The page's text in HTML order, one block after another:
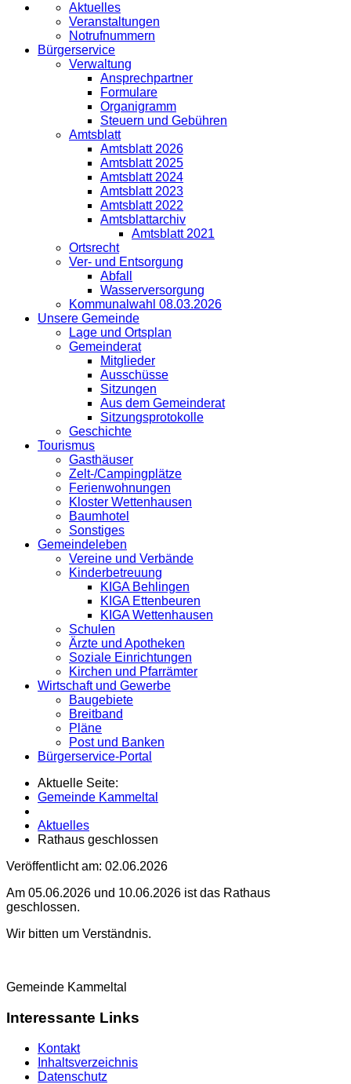
Aktuelles
Veranstaltungen
Notrufnummern
Bürgerservice
Verwaltung
Ansprechpartner
Formulare
Organigramm
Steuern und Gebühren
Amtsblatt
Amtsblatt 2026
Amtsblatt 2025
Amtsblatt 2024
Amtsblatt 2023
Amtsblatt 2022
Amtsblattarchiv
Amtsblatt 2021
Ortsrecht
Ver- und Entsorgung
Abfall
Wasserversorgung
Kommunalwahl 08.03.2026
Unsere Gemeinde
Lage und Ortsplan
Gemeinderat
Mitglieder
Ausschüsse
Sitzungen
Aus dem Gemeinderat
Sitzungsprotokolle
Geschichte
Tourismus
Gasthäuser
Zelt-/Campingplätze
Ferienwohnungen
Kloster Wettenhausen
Baumhotel
Sonstiges
Gemeindeleben
Vereine und Verbände
Kinderbetreuung
KIGA Behlingen
KIGA Ettenbeuren
KIGA Wettenhausen
Schulen
Ärzte und Apotheken
Soziale Einrichtungen
Kirchen und Pfarrämter
Wirtschaft und Gewerbe
Baugebiete
Breitband
Pläne
Post und Banken
Bürgerservice-Portal
Aktuelle Seite:
Gemeinde Kammeltal
Aktuelles
Rathaus geschlossen
Veröffentlicht am: 02.06.2026
Am 05.06.2026 und 10.06.2026 ist das Rathaus
geschlossen.
Wir bitten um Verständnis.
Gemeinde Kammeltal
Interessante Links
Kontakt
Inhaltsverzeichnis
Datenschutz